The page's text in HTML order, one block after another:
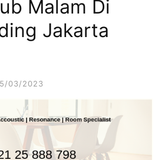
Malam Di
Jakarta
03/2023